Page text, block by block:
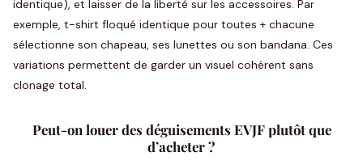
identique), et laisser de la liberté sur les accessoires. Par
exemple, t-shirt floqué identique pour toutes + chacune
sélectionne son chapeau, ses lunettes ou son bandana. Ces
variations permettent de garder un visuel cohérent sans
clonage total.
Peut-on louer des déguisements EVJF plutôt que
d’acheter ?